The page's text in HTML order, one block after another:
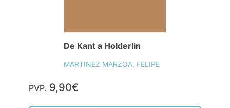
De Kant a Holderlin
MARTINEZ MARZOA, FELIPE
PVP. 9,90€